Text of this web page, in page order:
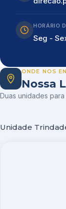
HORÁRIO
Seg -
ONDE NOS
Nossa
Duas unidades
Unidade